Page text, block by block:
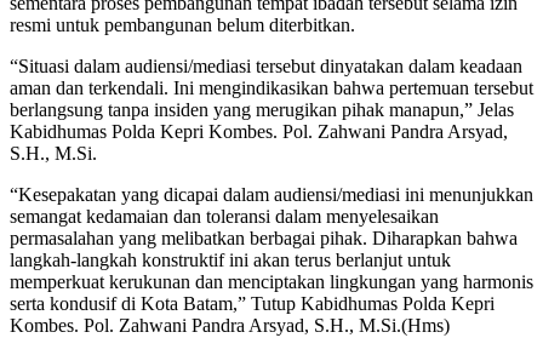
resmi untuk pembangunan belum diterbitkan.
“Situasi dalam audiensi/mediasi tersebut dinyatakan dalam keadaan
aman dan terkendali. Ini mengindikasikan bahwa pertemuan tersebut
berlangsung tanpa insiden yang merugikan pihak manapun,” Jelas
Kabidhumas Polda Kepri Kombes. Pol. Zahwani Pandra Arsyad,
S.H., M.Si.
“Kesepakatan yang dicapai dalam audiensi/mediasi ini menunjukkan
semangat kedamaian dan toleransi dalam menyelesaikan
permasalahan yang melibatkan berbagai pihak. Diharapkan bahwa
langkah-langkah konstruktif ini akan terus berlanjut untuk
memperkuat kerukunan dan menciptakan lingkungan yang harmonis
serta kondusif di Kota Batam,” Tutup Kabidhumas Polda Kepri
Kombes. Pol. Zahwani Pandra Arsyad, S.H., M.Si.(Hms)